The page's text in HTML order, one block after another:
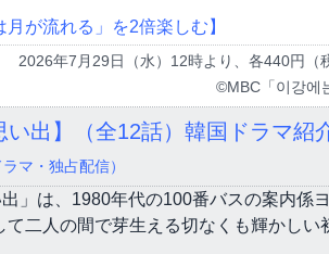
月が流れる」を2倍楽しむ】
2026年7月29日（水）12時より、各440円
©MBC「이강에
い出】（全12話）韓国ドラマ紹
マ・独占配信）
出」は、1980年代の100番バスの案内係
て二人の間で芽生える切なくも輝かし